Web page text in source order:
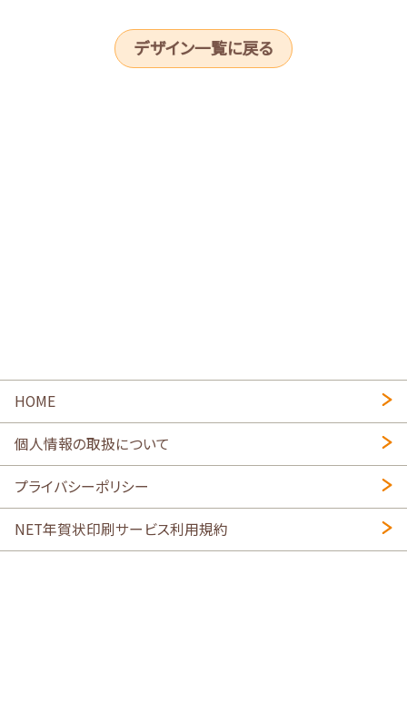
デザイン一覧に戻る
HOME
個人情報の取扱について
プライバシーポリシー
NET年賀状印刷サービス利用規約